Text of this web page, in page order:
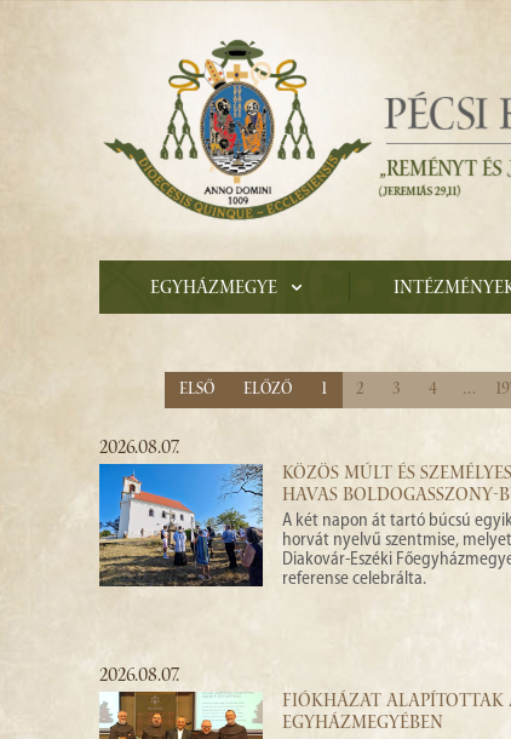
Egyházmegye
Első Előző 1 2 3 4 …
2026.08.07.
KÖZÖS MÚLT ÉS
HAVAS BOLDOGASSZONY-
A két napon át tartó búcsú
horvát nyelvű szentmise,
Diakovár-Eszéki
referense celebrálta.
2026.08.07.
FIÓKHÁZAT ALAPÍTOTTAK
EGYHÁZMEGYÉBEN